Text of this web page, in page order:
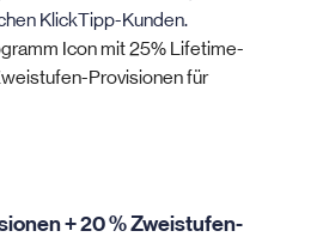
KlickTipp-Kunden.
+ 20 % Zweistufen-